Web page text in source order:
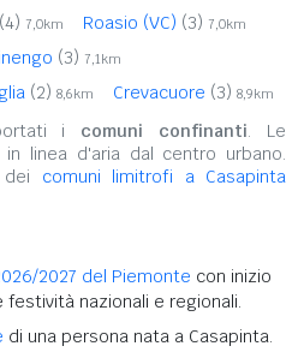
(4) 7,0km Roasio (VC) (3) 7,0km
(3) 7,1km
(2) 8,6km Crevacuore (3) 8,9km
i comuni confinanti. Le
linea d'aria dal centro urbano.
comuni limitrofi a Casapinta
2027 del Piemonte con inizio
nazionali e regionali.
di una persona nata a Casapinta.